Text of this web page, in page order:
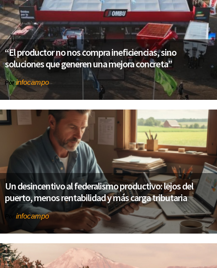
“El productor no nos compra ineficiencias, sino
soluciones que generen una mejora concreta”
Porinfocampo
Un desincentivo al federalismo productivo: lejos del
puerto, menos rentabilidad y más carga tributaria
infocampo